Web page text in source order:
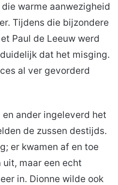
warme aanwezigheid
Tijdens die bijzondere
Paul de Leeuw werd
dat het misging.
al ver gevorderd
en ander ingeleverd het
de zussen destijds.
er kwamen af en toe
maar een echt
in. Dionne wilde ook